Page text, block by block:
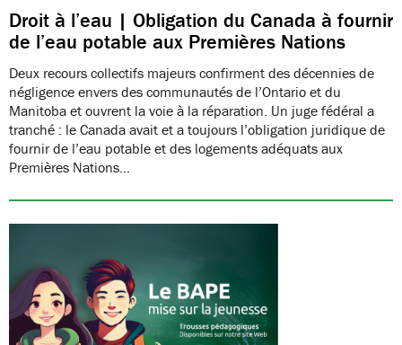
Droit à l’eau | Obligation du Canada à fournir
de l’eau potable aux Premières Nations
Deux recours collectifs majeurs confirment des décennies de
négligence envers des communautés de l’Ontario et du
Manitoba et ouvrent la voie à la réparation. Un juge fédéral a
tranché : le Canada avait et a toujours l’obligation juridique de
fournir de l’eau potable et des logements adéquats aux
Premières Nations…